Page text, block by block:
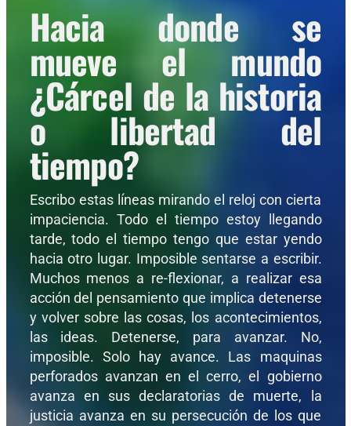
Hacia donde se
mueve el mundo
¿Cárcel de la historia
o libertad del
tiempo?
Escribo estas líneas mirando el reloj con cierta
impaciencia. Todo el tiempo estoy llegando
tarde, todo el tiempo tengo que estar yendo
hacia otro lugar. Imposible sentarse a escribir.
Muchos menos a re-flexionar, a realizar esa
acción del pensamiento que implica detenerse
y volver sobre las cosas, los acontecimientos,
las ideas. Detenerse, para avanzar. No,
imposible. Solo hay avance. Las maquinas
perforados avanzan en el cerro, el gobierno
avanza en sus declaratorias de muerte, la
justicia avanza en su persecución de los que